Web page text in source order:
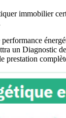
immobilier
un Diagnostic
prestation